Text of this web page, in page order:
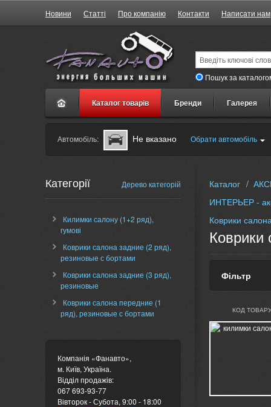
Новини Статті Про компанію Контакти Написати нам
Пошук за
Каталог товарів Бренди Галерея
Автомобіль: Не вказано Обрати автомобіль
Категорії Дерево категорій
Килимки салону (1+2 ряд),
гумові
Коврики салона задние (2 ряд),
резиновые с бортами
Коврики салона задние (3 ряд),
резиновые
Коврики салона передние (1
ряд), резиновые с бортами
Компанія «Фанавто»,
м. Київ, Україна.
Відділ продажів:
067 693-93-77
Вівторок - Субота, 9:00 - 18:00
Каталог /
ИНТЕРЬЕР -
Коврики
Коврики
Фільтр
КОД